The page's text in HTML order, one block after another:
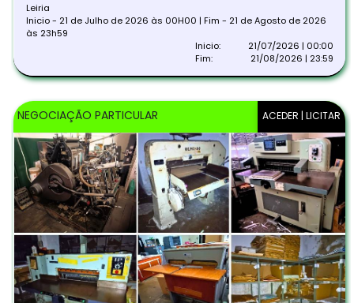
Leiria
Inicio - 21 de Julho de 2026 às 00H00 | Fim - 21 de Agosto de 2026
às 23h59
Inicio:
21/07/2026 | 00:00
Fim:
21/08/2026 | 23:59
ACEDER | LICITAR
NEGOCIAÇÃO PARTICULAR